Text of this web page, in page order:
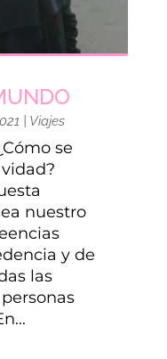
Viajes
se
nuestro
y de
las